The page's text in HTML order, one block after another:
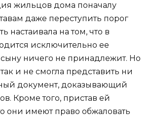
жильцов дома поначалу
даже переступить порог
настаивала на том, что в
исключительно ее
ничего не принадлежит. Но
и не смогла представить ни
документ, доказывающий
Кроме того, пристав ей
они имеют право обжаловать